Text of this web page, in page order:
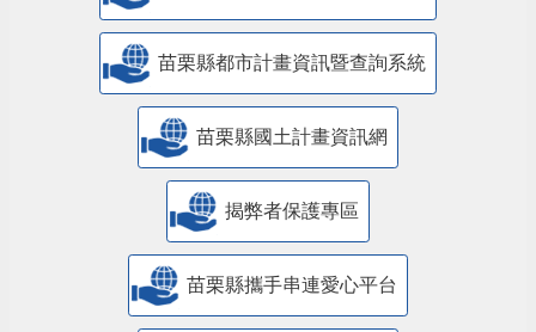
苗栗縣都市計畫資訊暨查詢系統
苗栗縣國土計畫資訊網
揭弊者保護專區
苗栗縣攜手串連愛心平台